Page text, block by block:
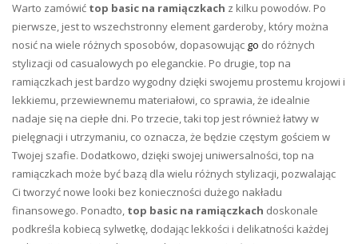
Warto zamówić top basic na ramiączkach z kilku powodów. Po
pierwsze, jest to wszechstronny element garderoby, który można
nosić na wiele różnych sposobów, dopasowując go do różnych
stylizacji od casualowych po eleganckie. Po drugie, top na
ramiączkach jest bardzo wygodny dzięki swojemu prostemu krojowi i
lekkiemu, przewiewnemu materiałowi, co sprawia, że idealnie
nadaje się na ciepłe dni. Po trzecie, taki top jest również łatwy w
pielęgnacji i utrzymaniu, co oznacza, że będzie częstym gościem w
Twojej szafie. Dodatkowo, dzięki swojej uniwersalności, top na
ramiączkach może być bazą dla wielu różnych stylizacji, pozwalając
Ci tworzyć nowe looki bez konieczności dużego nakładu
finansowego. Ponadto, top basic na ramiączkach doskonale
podkreśla kobiecą sylwetkę, dodając lekkości i delikatności każdej